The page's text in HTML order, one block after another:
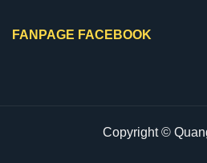
FANPAGE FACEBOOK
Copyright ©